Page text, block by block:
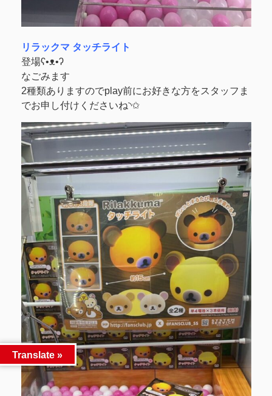
リラックマ タッチライト
登場ʕ•ᴥ•ʔ
なごみます
2種類ありますのでplay前にお好きな方をスタッフま
でお申し付けくださいね◝✩
Translate »